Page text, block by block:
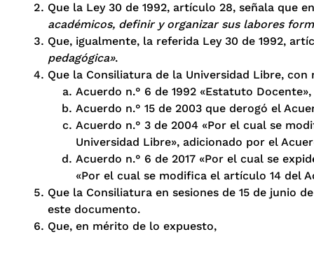
Que la Ley 30 de 1992, artículo 28, señala que
académicos, definir y organizar sus labores
Que, igualmente, la referida Ley 30 de 1992,
pedagógica».
Que la Consiliatura de la Universidad Libre,
Acuerdo n.° 6 de 1992 «Estatuto
Acuerdo n.° 15 de 2003 que derogó el
Acuerdo n.° 3 de 2004 «Por el cual se
Universidad Libre», adicionado por el
Acuerdo n.° 6 de 2017 «Por el cual se
«Por el cual se modifica el artículo 14 del
Que la Consiliatura en sesiones de 15 de junio
este documento.
Que, en mérito de lo expuesto,